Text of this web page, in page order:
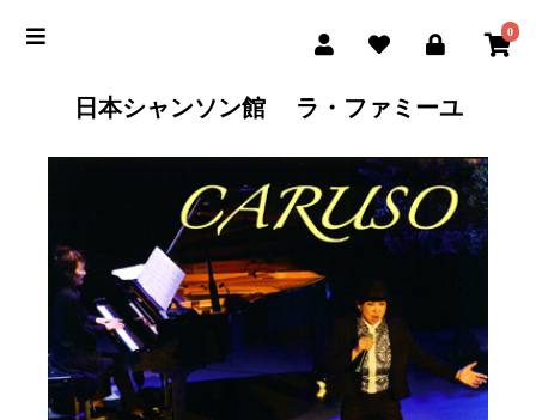
0
日本シャンソン館 ラ・ファミーユ